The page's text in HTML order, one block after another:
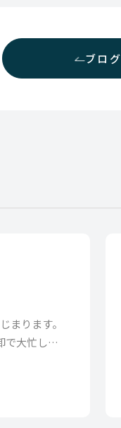
ブロ
まります。
で大忙しの
の棚卸 2.